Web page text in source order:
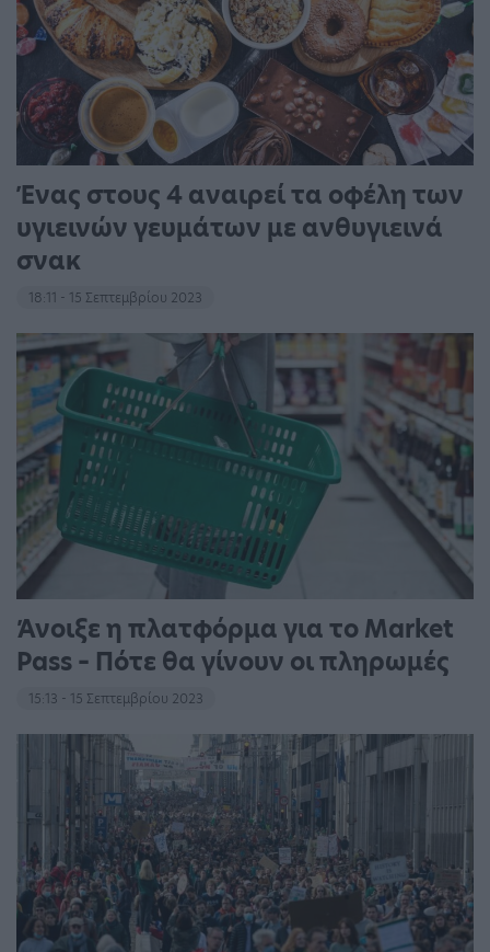
Ένας στους 4 αναιρεί τα οφέλη των
υγιεινών γευμάτων με ανθυγιεινά
σνακ
18:11 - 15 Σεπτεμβρίου 2023
Άνοιξε η πλατφόρμα για το Market
Pass – Πότε θα γίνουν οι πληρωμές
15:13 - 15 Σεπτεμβρίου 2023